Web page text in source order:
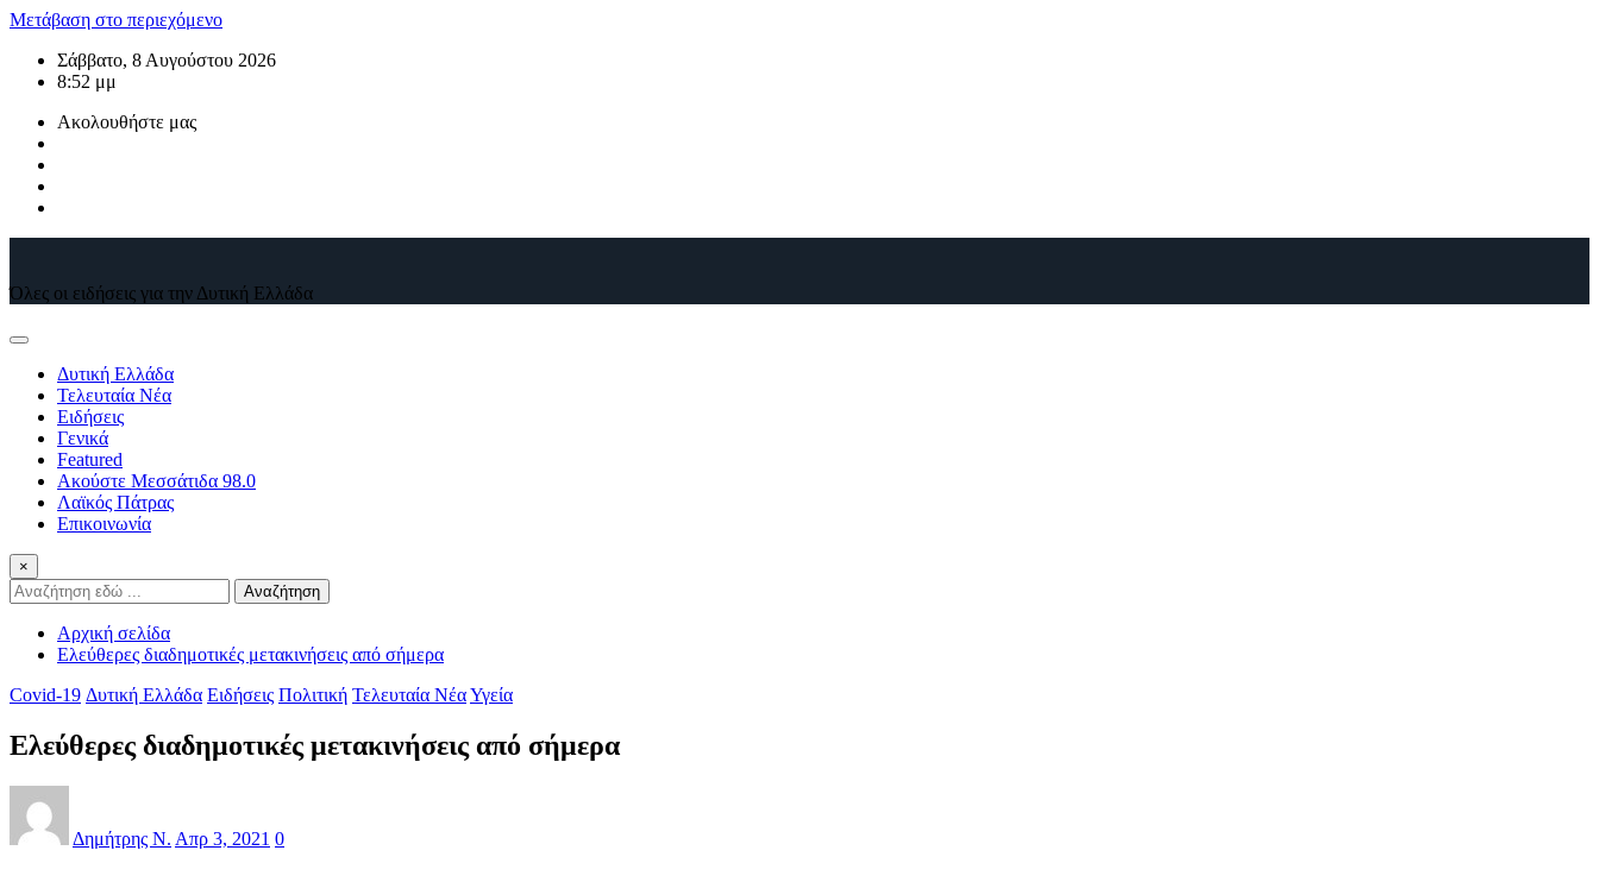
Μετάβαση στο περιεχόμενο
Σάββατο, 8 Αυγούστου 2026
8:52 μμ
Ακολουθήστε μας
Όλες οι ειδήσεις για την Δυτική Ελλάδα
Δυτική Ελλάδα
Τελευταία Νέα
Ειδήσεις
Γενικά
Featured
Ακούστε Μεσσάτιδα 98.0
Λαϊκός Πάτρας
Επικοινωνία
×
Αναζήτηση
Αρχική σελίδα
Ελεύθερες διαδημοτικές μετακινήσεις από σήμερα
Covid-19 Δυτική Ελλάδα Ειδήσεις Πολιτική Τελευταία ΝέαΥγεία
Ελεύθερες διαδημοτικές μετακινήσεις από σήμερα
Δημήτρης Ν. Απρ 3, 2021 0